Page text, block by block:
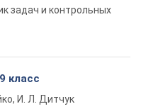
задач и контрольных
класс
И. Л. Дитчук